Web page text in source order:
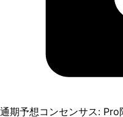
通期予想コンセンサス: Pro